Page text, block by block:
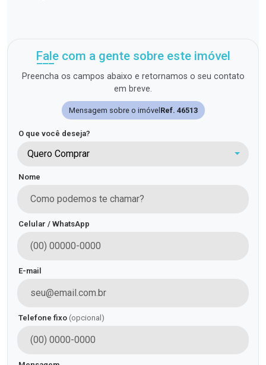
Fale com a gente sobre este imóvel
Preencha os campos abaixo e retornamos o seu contato
em breve.
Mensagem sobre o imóvel Ref. 46513
O que você deseja?
Quero Comprar
Nome
Celular / WhatsApp
E-mail
Telefone fixo (opcional)